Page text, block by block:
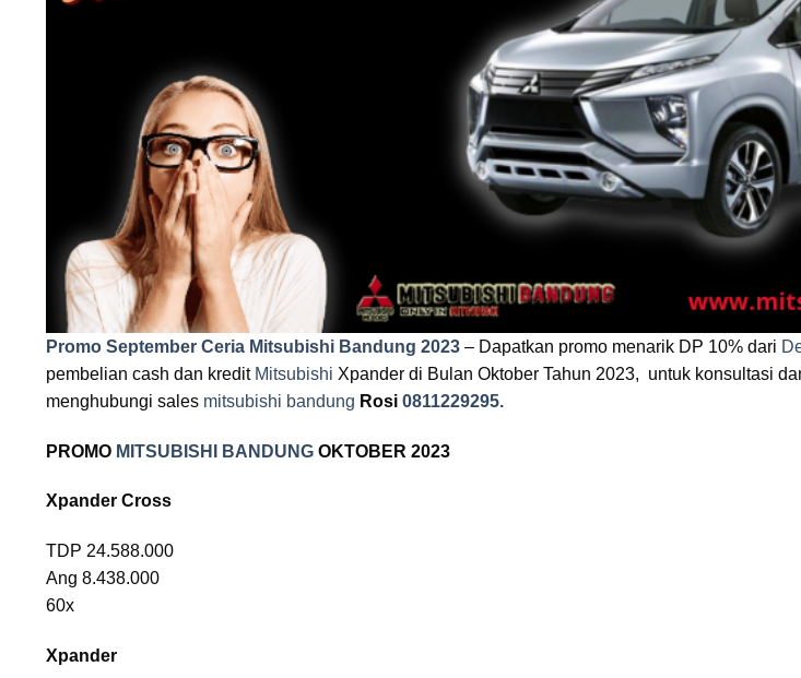
Promo September Ceria Mitsubishi Bandung 2023 – Dapatkan promo menarik DP 10% dari
pembelian cash dan kredit Mitsubishi Xpander di Bulan Oktober Tahun 2023, untuk konsultasi
menghubungi sales mitsubishi bandung Rosi 0811229295.
PROMO MITSUBISHI BANDUNG OKTOBER 2023
Xpander Cross
TDP 24.588.000
Ang 8.438.000
60x
Xpander